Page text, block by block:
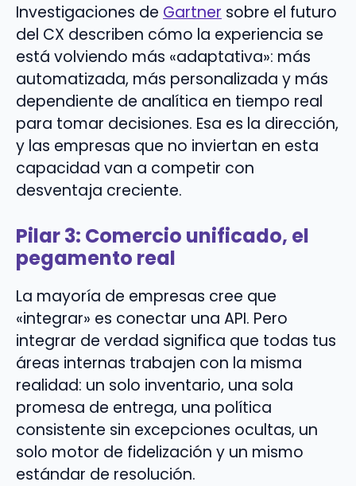
Investigaciones de Gartner sobre el futuro
del CX describen cómo la experiencia se
está volviendo más «adaptativa»: más
automatizada, más personalizada y más
dependiente de analítica en tiempo real
para tomar decisiones. Esa es la dirección,
y las empresas que no inviertan en esta
capacidad van a competir con
desventaja creciente.
Pilar 3: Comercio unificado, el
pegamento real
La mayoría de empresas cree que
«integrar» es conectar una API. Pero
integrar de verdad significa que todas tus
áreas internas trabajen con la misma
realidad: un solo inventario, una sola
promesa de entrega, una política
consistente sin excepciones ocultas, un
solo motor de fidelización y un mismo
estándar de resolución.